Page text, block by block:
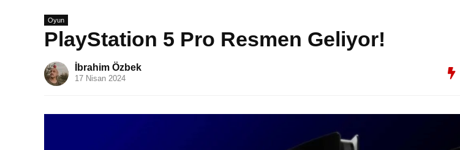
Oyun
PlayStation 5 Pro Resmen Geliyor!
İbrahim Özbek
17 Nisan 2024